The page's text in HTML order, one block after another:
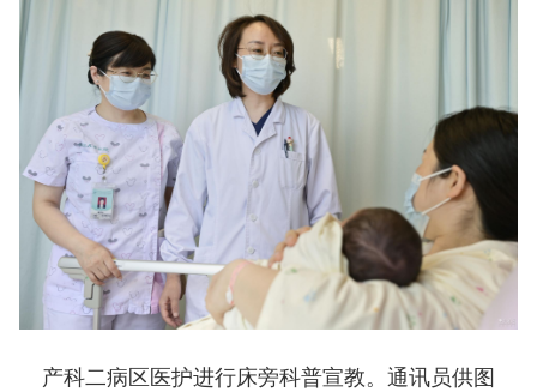
产科二病区医护进行床旁科普宣教。通讯员供图